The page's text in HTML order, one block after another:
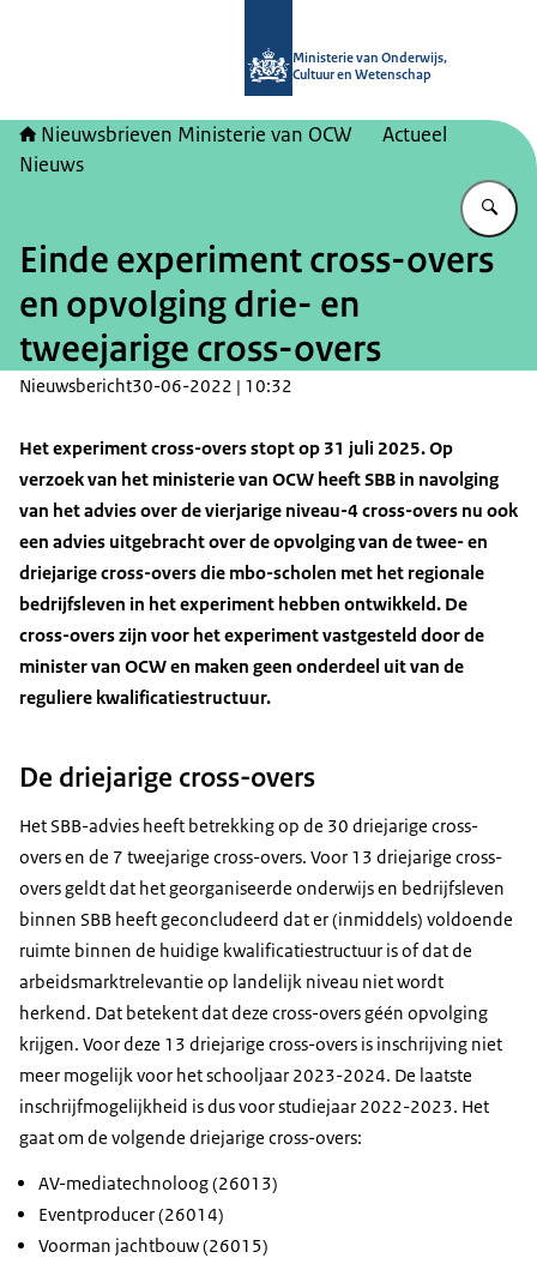
Ministerie van Onderwijs,
Cultuur en Wetenschap
Nieuwsbrieven Ministerie van OCW
Actueel
Nieuws
Einde experiment cross-overs
en opvolging drie- en
tweejarige cross-overs
Nieuwsbericht30-06-2022 | 10:32
Het experiment cross-overs stopt op 31 juli 2025. Op
verzoek van het ministerie van OCW heeft SBB in navolging
van het advies over de vierjarige niveau-4 cross-overs nu ook
een advies uitgebracht over de opvolging van de twee- en
driejarige cross-overs die mbo-scholen met het regionale
bedrijfsleven in het experiment hebben ontwikkeld. De
cross-overs zijn voor het experiment vastgesteld door de
minister van OCW en maken geen onderdeel uit van de
reguliere kwalificatiestructuur.
De driejarige cross-overs
Het SBB-advies heeft betrekking op de 30 driejarige cross-
overs en de 7 tweejarige cross-overs. Voor 13 driejarige cross-
overs geldt dat het georganiseerde onderwijs en bedrijfsleven
binnen SBB heeft geconcludeerd dat er (inmiddels) voldoende
ruimte binnen de huidige kwalificatiestructuur is of dat de
arbeidsmarktrelevantie op landelijk niveau niet wordt
herkend. Dat betekent dat deze cross-overs géén opvolging
krijgen. Voor deze 13 driejarige cross-overs is inschrijving niet
meer mogelijk voor het schooljaar 2023-2024. De laatste
inschrijfmogelijkheid is dus voor studiejaar 2022-2023. Het
gaat om de volgende driejarige cross-overs:
AV-mediatechnoloog (26013)
Eventproducer (26014)
Voorman jachtbouw (26015)